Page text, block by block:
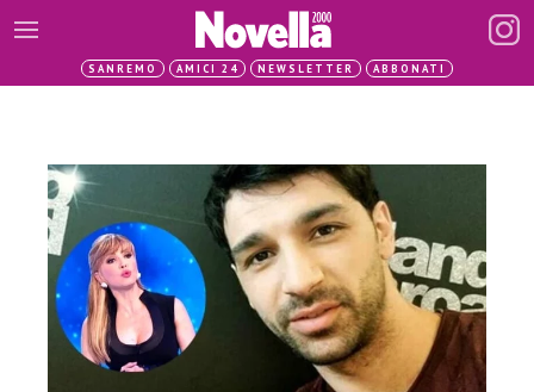
SANREMO AMICI 24 NEWSLETTER ABBONATI